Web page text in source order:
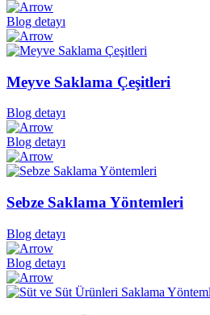
Blog detayı
Meyve Saklama Çeşitleri
Blog detayı
Blog detayı
Sebze Saklama Yöntemleri
Blog detayı
Blog detayı